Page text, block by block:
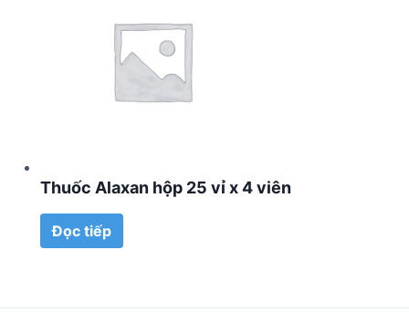
Thuốc Alaxan hộp 25 vỉ x 4 viên
Đọc tiếp